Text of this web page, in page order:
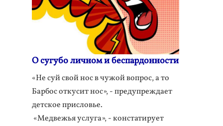
О сугубо личном и беспардонности
«Не суй свой нос в чужой вопрос, а то
Барбос откусит нос», - предупреждает
детское присловье.
«Медвежья услуга», - констатирует